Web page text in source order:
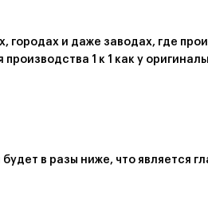
и даже заводах, где
1 к 1 как у
в разы ниже, что является